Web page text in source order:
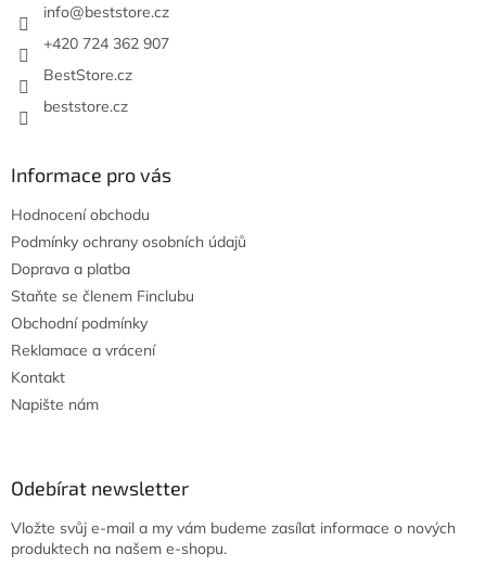
info@beststore.cz
+420 724 362 907
BestStore.cz
beststore.cz
Informace pro vás
Hodnocení obchodu
Podmínky ochrany osobních údajů
Doprava a platba
Staňte se členem Finclubu
Obchodní podmínky
Reklamace a vrácení
Kontakt
Napište nám
Odebírat newsletter
Vložte svůj e-mail a my vám budeme zasílat informace o nových
produktech na našem e-shopu.